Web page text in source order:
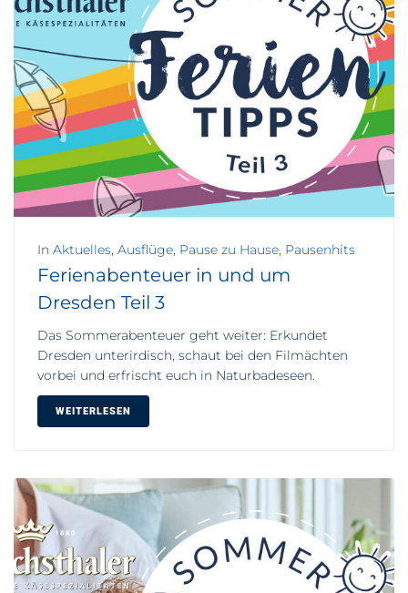
In Aktuelles, Ausflüge, Pause zu Hause, Pausenhits
Ferienabenteuer in und um
Dresden Teil 3
Das Sommerabenteuer geht weiter: Erkundet
Dresden unterirdisch, schaut bei den Filmächten
vorbei und erfrischt euch in Naturbadeseen.
WEITERLESEN